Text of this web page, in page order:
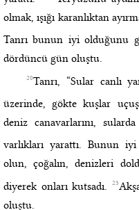
olmak, ışığı karanlıktan
Tanrı bunun iyi olduğunu
dördüncü gün oluştu.
20Tanrı, “Sular canlı
üzerinde, gökte kuşlar
deniz canavarlarını,
varlıkları yarattı. Bunun
olun, çoğalın, denizleri
diyerek onları kutsadı.23
oluştu.